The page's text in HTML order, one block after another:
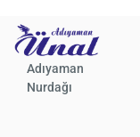
Adıyaman
Nurdağı